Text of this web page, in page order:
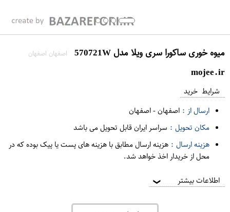
میوه خوری ساکورا سری ویلا مدل 570721W اصفهان اصفهان
mojee.ir
شرایط خرید
ارسال از : اصفهان-اصفهان
مکان تحویل : سراسر ایران قابل تحویل می باشد
هزینه ارسال : هزینه ارسال مطابق با هزینه های پست یا پیک بوده که در
محل از خریدار اخذ خواهد شد.
اطلاعات بیشتر ❯